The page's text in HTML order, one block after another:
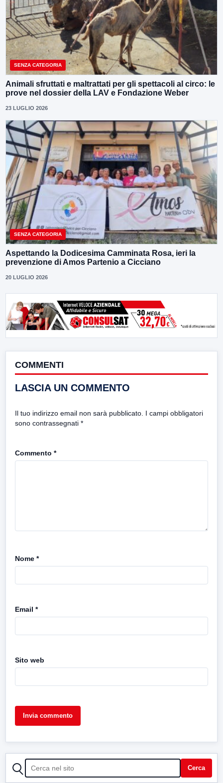
SENZA CATEGORIA
Animali sfruttati e maltrattati per gli spettacoli al circo: le
prove nel dossier della LAV e Fondazione Weber
23 LUGLIO 2026
SENZA CATEGORIA
Aspettando la Dodicesima Camminata Rosa, ieri la
prevenzione di Amos Partenio a Cicciano
20 LUGLIO 2026
COMMENTI
LASCIA UN COMMENTO
Il tuo indirizzo email non sarà pubblicato. I campi obbligatori
sono contrassegnati *
Commento *
Nome *
Email *
Sito web
CERCA Cerca